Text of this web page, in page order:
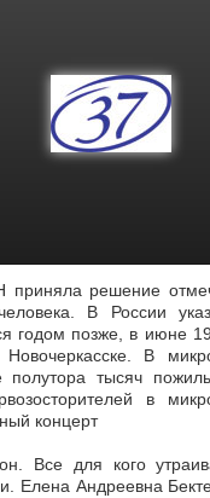
решение
В России
годом позже, в июне
В
полутора тысяч
в
концерт
Все для кого
Елена Андреевна